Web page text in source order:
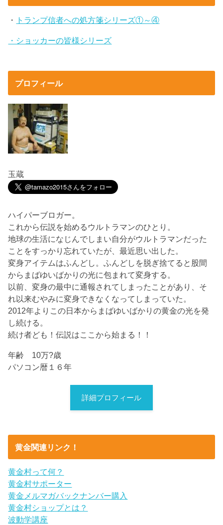
・ トランプ信者への処方箋シリーズ①～④
・ショッカーの皆様シリーズ
プロフィール
玉蔵
ハイパーブロガー。
これから伝説を始めるウルトラマンのひとり。
地球の生活になじんでしまい自分がウルトラマンだった
ことをすっかり忘れていたが、最近思い出した。
変身アイテムはふんどし。ふんどしを脱ぎ捨てると股間
からまばゆいばかりの光に包まれて変身する。
以前、変身の最中に通報されてしまったことがあり、そ
れ以来むやみに変身できなくなってしまっていた。
2012年よりこの日本からまばゆいばかりの黄金の光を発
し続ける。
続け者ども！伝説はここから始まる！！
年齢 10万?歳
パソコン暦１６年
詳細プロフィール
黄金関連リンク！
黄金村って何？
黄金村サポーター
黄金メルマガバックナンバー購入
黄金村ショップとは？
波動学講座